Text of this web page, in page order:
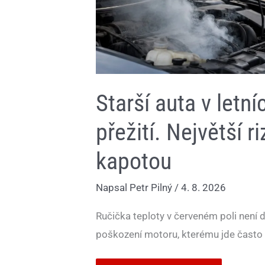
Starší auta v
přežití. Největší
kapotou
Napsal Petr Pilný / 4. 8. 2026
Ručička teploty v červeném poli není
poškození motoru, kterému jde často